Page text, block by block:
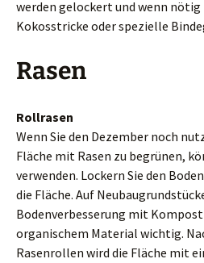
werden gelockert und wenn nötig
Kokosstricke oder spezielle
Rasen
Rollrasen
Wenn Sie den Dezember noch
Fläche mit Rasen zu begrünen,
verwenden. Lockern Sie den
die Fläche. Auf
Bodenverbesserung mit
organischem Material wichtig.
Rasenrollen wird die Fläche mit